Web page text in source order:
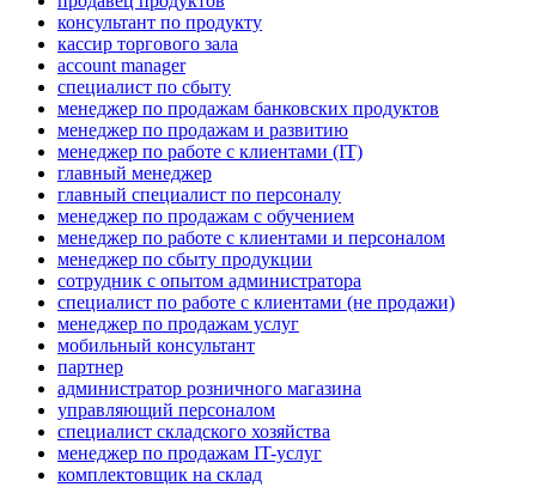
консультант по продукту
кассир торгового зала
account manager
специалист по сбыту
менеджер по продажам банковских продуктов
менеджер по продажам и развитию
менеджер по работе с клиентами (IT)
главный менеджер
главный специалист по персоналу
менеджер по продажам с обучением
менеджер по работе с клиентами и персоналом
менеджер по сбыту продукции
сотрудник с опытом администратора
специалист по работе с клиентами (не продажи)
менеджер по продажам услуг
мобильный консультант
партнер
администратор розничного магазина
управляющий персоналом
специалист складского хозяйства
менеджер по продажам IT-услуг
комплектовщик на склад